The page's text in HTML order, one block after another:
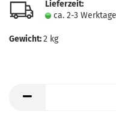
Lieferzeit:
ca. 2-3 Werktage
Gewicht:2 kg